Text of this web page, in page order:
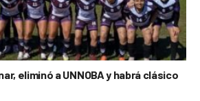
eliminó a UNNOBA y habrá clásico